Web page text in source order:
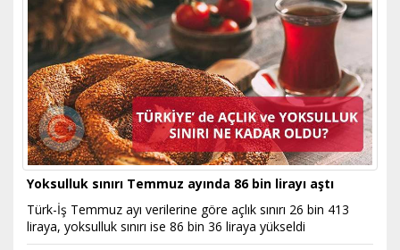
Yoksulluk sınırı Temmuz ayında 86 bin lirayı aştı
Türk-İş Temmuz ayı verilerine göre açlık sınırı 26 bin 413
liraya, yoksulluk sınırı ise 86 bin 36 liraya yükseldi